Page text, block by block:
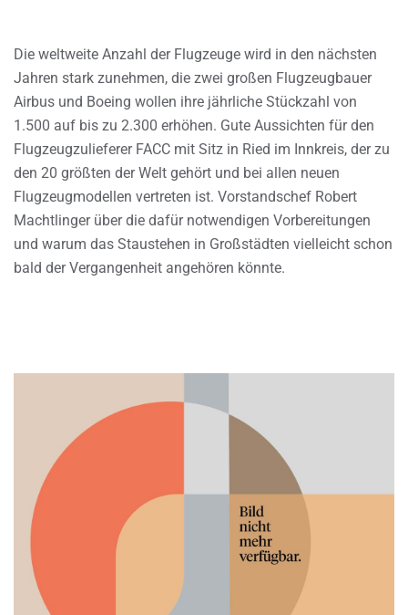
Die weltweite Anzahl der Flugzeuge wird in den nächsten
Jahren stark zunehmen, die zwei großen Flugzeugbauer
Airbus und Boeing wollen ihre jährliche Stückzahl von
1.500 auf bis zu 2.300 erhöhen. Gute Aussichten für den
Flugzeugzulieferer FACC mit Sitz in Ried im Innkreis, der zu
den 20 größten der Welt gehört und bei allen neuen
Flugzeugmodellen vertreten ist. Vorstandschef Robert
Machtlinger über die dafür notwendigen Vorbereitungen
und warum das Staustehen in Großstädten vielleicht schon
bald der Vergangenheit angehören könnte.